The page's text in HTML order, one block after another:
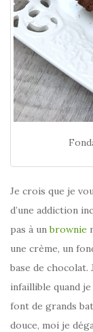
Je crois que je
d’une addiction
pas à unbrownie
une crème, un
base de chocolat.
infaillible quand
font de grands
douce, moi je